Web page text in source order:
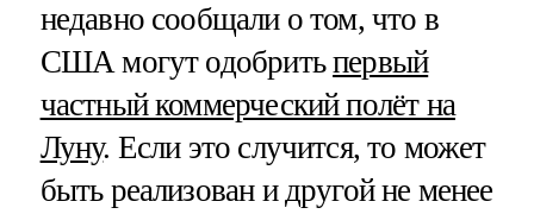
недавно сообщали о том, что в
США могут одобритьпервый
частный коммерческий полёт на
Луну. Если это случится, то может
быть реализован и другой не менее